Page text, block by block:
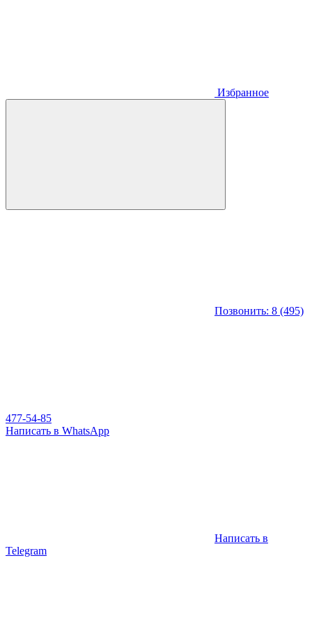
Избранное
Позвонить: 8 (495)
477-54-85
Написать в WhatsApp
Написать в
Telegram